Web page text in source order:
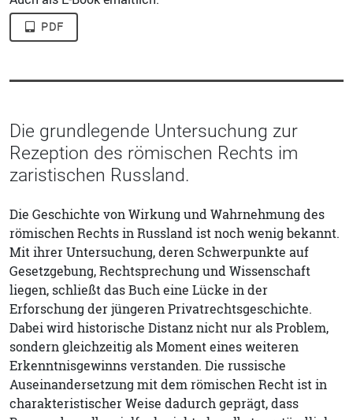
PDF
Die grundlegende Untersuchung zur
Rezeption des römischen Rechts im
zaristischen Russland.
Die Geschichte von Wirkung und Wahrnehmung des
römischen Rechts in Russland ist noch wenig bekannt.
Mit ihrer Untersuchung, deren Schwerpunkte auf
Gesetzgebung, Rechtsprechung und Wissenschaft
liegen, schließt das Buch eine Lücke in der
Erforschung der jüngeren Privatrechtsgeschichte.
Dabei wird historische Distanz nicht nur als Problem,
sondern gleichzeitig als Moment eines weiteren
Erkenntnisgewinns verstanden. Die russische
Auseinandersetzung mit dem römischen Recht ist in
charakteristischer Weise dadurch geprägt, dass